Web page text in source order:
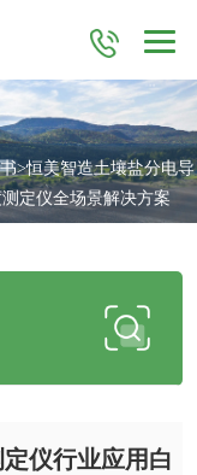
>恒美智造土壤盐分电导
定仪全场景解决方案
仪行业应用白